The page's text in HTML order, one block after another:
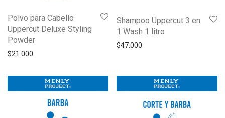
Polvo para Cabello
Uppercut Deluxe Styling
Powder
$21.000
Shampoo Uppercut 3 en
1 Wash 1 litro
$47.000